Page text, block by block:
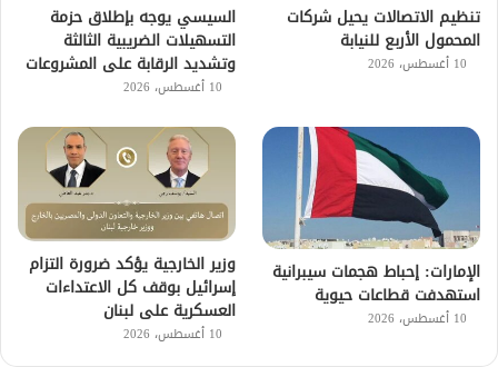
تنظيم الاتصالات يحيل شركات
المحمول الأربع للنيابة
10 أغسطس، 2026
السيسي يوجه بإطلاق حزمة
التسهيلات الضريبية الثالثة
وتشديد الرقابة على المشروعات
10 أغسطس، 2026
الإمارات: إحباط هجمات سيبرانية
استهدفت قطاعات حيوية
10 أغسطس، 2026
وزير الخارجية يؤكد ضرورة التزام
إسرائيل بوقف كل الاعتداءات
العسكرية على لبنان
10 أغسطس، 2026